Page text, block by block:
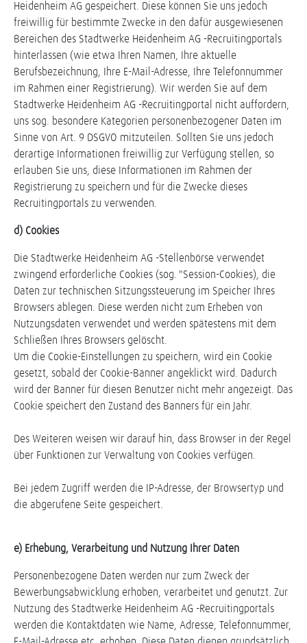
Heidenheim AG gespeichert. Diese können Sie uns jedoch
freiwillig für bestimmte Zwecke in den dafür ausgewiesenen
Bereichen des Stadtwerke Heidenheim AG -Recruitingportals
hinterlassen (wie etwa Ihren Namen, Ihre aktuelle
Berufsbezeichnung, Ihre E-Mail-Adresse, Ihre Telefonnummer
im Rahmen einer Registrierung). Wir werden Sie auf dem
Stadtwerke Heidenheim AG -Recruitingportal nicht auffordern,
uns sog. besondere Kategorien personenbezogener Daten im
Sinne von Art. 9 DSGVO mitzuteilen. Sollten Sie uns jedoch
derartige Informationen freiwillig zur Verfügung stellen, so
erlauben Sie uns, diese Informationen im Rahmen der
Registrierung zu speichern und für die Zwecke dieses
Recruitingportals zu verwenden.
d) Cookies
Die Stadtwerke Heidenheim AG -Stellenbörse verwendet
zwingend erforderliche Cookies (sog. "Session-Cookies), die
Daten zur technischen Sitzungssteuerung im Speicher Ihres
Browsers ablegen. Diese werden nicht zum Erheben von
Nutzungsdaten verwendet und werden spätestens mit dem
Schließen Ihres Browsers gelöscht.
Um die Cookie-Einstellungen zu speichern, wird ein Cookie
gesetzt, sobald der Cookie-Banner angeklickt wird. Dadurch
wird der Banner für diesen Benutzer nicht mehr angezeigt. Das
Cookie speichert den Zustand des Banners für ein Jahr.
Des Weiteren weisen wir darauf hin, dass Browser in der Regel
über Funktionen zur Verwaltung von Cookies verfügen.
Bei jedem Zugriff werden die IP-Adresse, der Browsertyp und
die abgerufene Seite gespeichert.
e) Erhebung, Verarbeitung und Nutzung Ihrer Daten
Personenbezogene Daten werden nur zum Zweck der
Bewerbungsabwicklung erhoben, verarbeitet und genutzt. Zur
Nutzung des Stadtwerke Heidenheim AG -Recruitingportals
werden die Kontaktdaten wie Name, Adresse, Telefonnummer,